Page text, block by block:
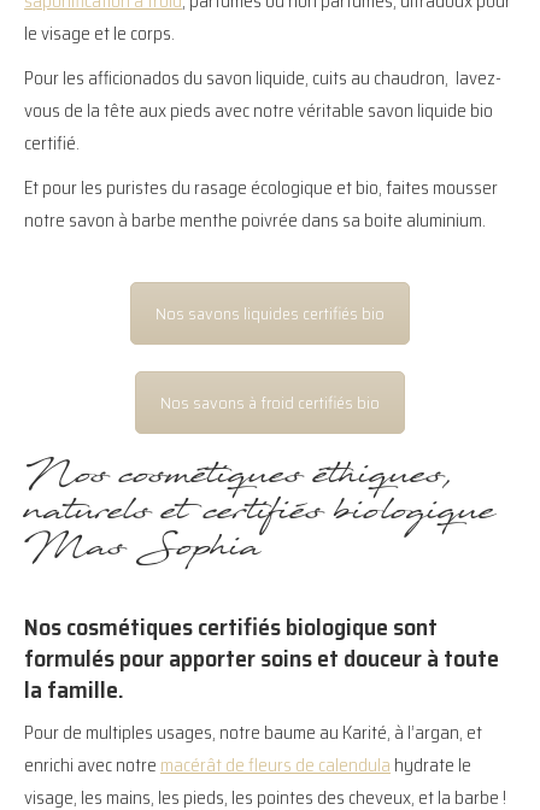
le visage et le corps.
Pour les afficionados du savon liquide, cuits au chaudron, lavez-
vous de la tête aux pieds avec notre véritable savon liquide bio
certifié.
Et pour les puristes du rasage écologique et bio, faites mousser
notre savon à barbe menthe poivrée dans sa boite aluminium.
Nos savons liquides certifiés bio
Nos savons à froid certifiés bio
Nos cosmétiques éthiques,
naturels et certifiés biologique
Mas Sophia
Nos cosmétiques certifiés biologique sont
formulés pour apporter soins et douceur à toute
la famille.
Pour de multiples usages, notre baume au Karité, à l’argan, et
enrichi avec notremacérât de fleurs de calendulahydrate le
visage, les mains, les pieds, les pointes des cheveux, et la barbe !